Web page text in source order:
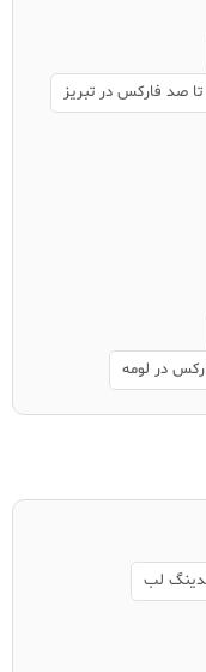
صد فارکس در تبریز
در لومه
لب